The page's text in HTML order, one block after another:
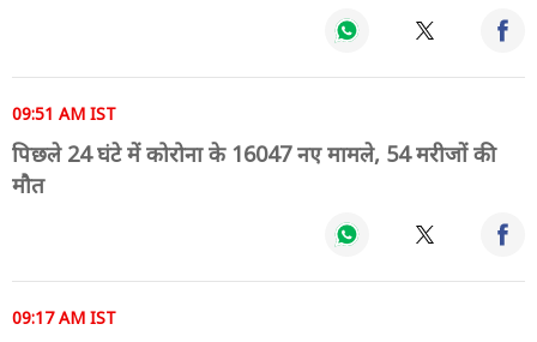
09:51 AM IST
पिछले 24 घंटे में कोरोना के 16047 नए मामले, 54 मरीजों की
मौत
09:17 AM IST